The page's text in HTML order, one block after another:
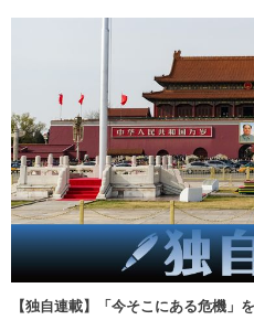
【独自連載】「今そこにある危機